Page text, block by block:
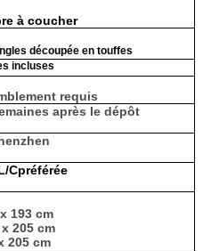
à coucher
découpée en touffes
incluses
requis
après le dépôt
Cpréférée
193 cm
205 cm
205 cm